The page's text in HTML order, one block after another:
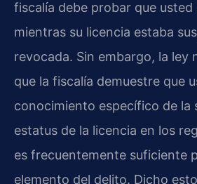
fiscalía debe probar que usted
mientras su licencia estaba
revocada. Sin embargo, la ley
que la fiscalía demuestre que
conocimiento específico de la
estatus de la licencia en los
es frecuentemente suficiente
elemento del delito. Dicho